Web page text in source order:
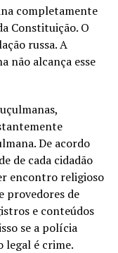
completamente
Constituição. O
russa. A
não alcança esse
De acordo
de cada cidadão
encontro religioso
provedores de
e conteúdos
se a polícia
legal é crime.